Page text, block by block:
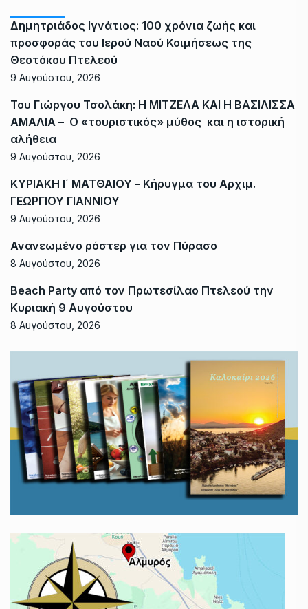
Δημητριάδος Ιγνάτιος: 100 χρόνια ζωής και
προσφοράς του Ιερού Ναού Κοιμήσεως της
Θεοτόκου Πτελεού
9 Αυγούστου, 2026
Του Γιώργου Τσολάκη: Η ΜΙΤΖΕΛΑ ΚΑΙ Η ΒΑΣΙΛΙΣΣΑ
ΑΜΑΛΙΑ – Ο «τουριστικός» μύθος και η ιστορική
αλήθεια
9 Αυγούστου, 2026
ΚΥΡΙΑΚΗ Ι΄ ΜΑΤΘΑΙΟΥ – Κήρυγμα του Αρχιμ.
ΓΕΩΡΓΙΟΥ ΓΙΑΝΝΙΟΥ
9 Αυγούστου, 2026
Ανανεωμένο ρόστερ για τον Πύρασο
8 Αυγούστου, 2026
Beach Party από τον Πρωτεσίλαο Πτελεού την
Κυριακή 9 Αυγούστου
8 Αυγούστου, 2026